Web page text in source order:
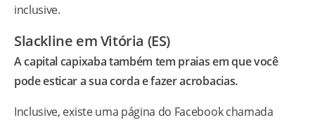
inclusive.
Slackline em Vitória (ES)
A capital capixaba também tem praias em que você
pode esticar a sua corda e fazer acrobacias.
Inclusive, existe uma página do Facebook chamada